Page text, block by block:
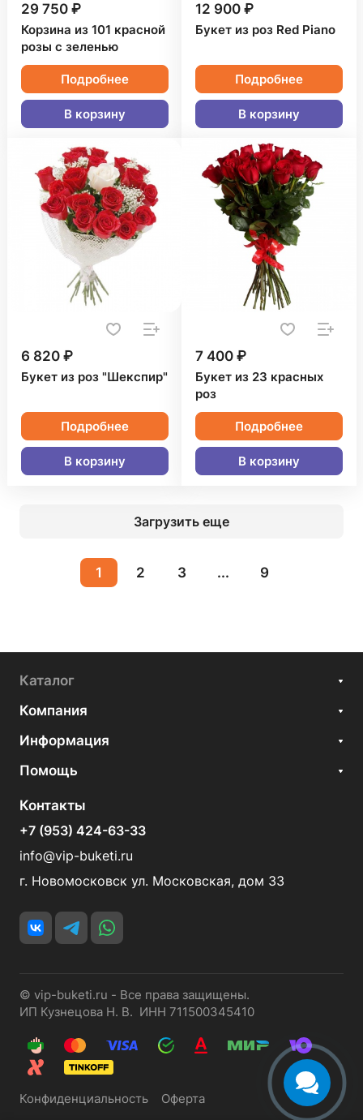
29 750 ₽
Корзина из 101 красной
розы с зеленью
Подробнее
В корзину
12 900 ₽
Букет из роз Red Piano
Подробнее
В корзину
6 820 ₽
Букет из роз "Шекспир"
Подробнее
В корзину
7 400 ₽
Букет из 23 красных
роз
Подробнее
В корзину
Загрузить еще
1 2 3 ... 9
Каталог
Компания
Информация
Помощь
Контакты
+7 (953) 424-63-33
info@vip-buketi.ru
г. Новомосковск ул. Московская, дом 33
© vip-buketi.ru - Все права защищены.
ИП Кузнецова Н. В. ИНН 711500345410
Конфиденциальность Оферта